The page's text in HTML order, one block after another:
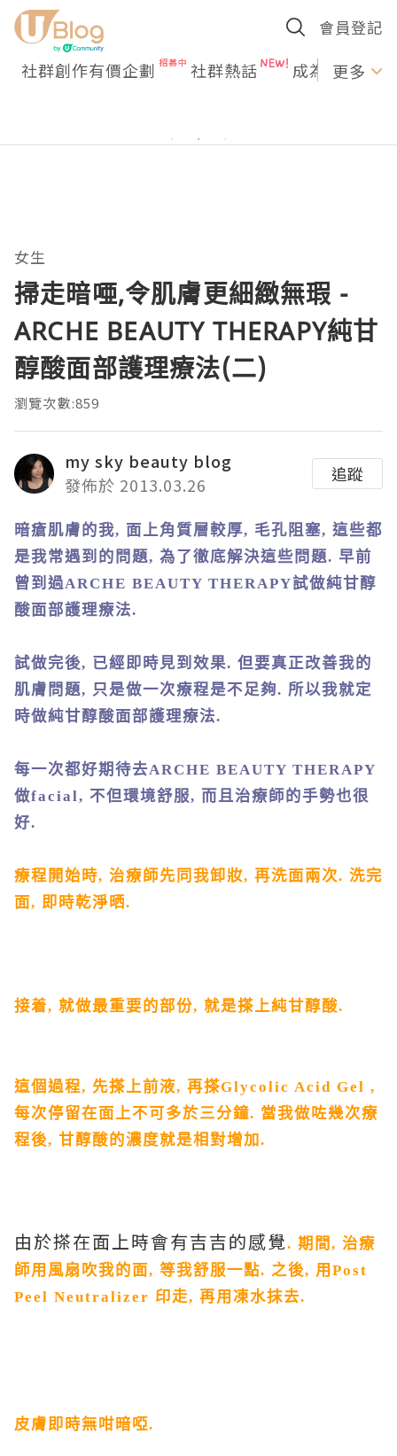
會員登記
社群創作有價企劃 社群熱話 成為U更多
女生
掃走暗唖,令肌膚更細緻無瑕 -
ARCHE BEAUTY THERAPY純甘
醇酸面部護理療法(二)
瀏覽次數:859
my sky beauty blog
發佈於 2013.03.26
追蹤
暗瘡肌膚的我, 面上角質層較厚, 毛孔阻塞, 這些都
是我常遇到的問題, 為了徹底解決這些問題. 早前
曾到過ARCHE BEAUTY THERAPY試做純甘醇
酸面部護理療法.
試做完後, 已經即時見到效果. 但要真正改善我的
肌膚問題, 只是做一次療程是不足夠. 所以我就定
時做純甘醇酸面部護理療法.
每一次都好期待去ARCHE BEAUTY THERAPY
做facial, 不但環境舒服, 而且治療師的手勢也很
好.
療程開始時, 治療師先同我卸妝, 再洗面兩次. 洗完
面, 即時乾淨晒.
接着, 就做最重要的部份, 就是搽上純甘醇酸.
這個過程, 先搽上前液, 再搽Glycolic Acid Gel ,
每次停留在面上不可多於三分鐘. 當我做咗幾次療
程後, 甘醇酸的濃度就是相對增加 .
由於搽在面上時會有吉吉的感覺. 期間 , 治療
師用風扇吹我的面, 等我舒服一點. 之後, 用 Post
Peel Neutralizer 印走, 再用凍水抹去.
皮膚即時無咁暗啞.